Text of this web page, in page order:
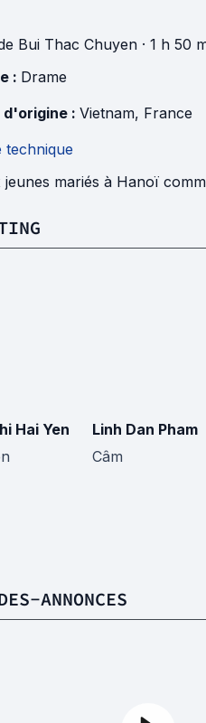
Bui Thac Chuyen · 1 h 50
: Drame
d'origine : Vietnam, France
technique
jeunes mariés à Hanoï
Hai Yen
Linh Dan Pham
Câm
ANNONCES